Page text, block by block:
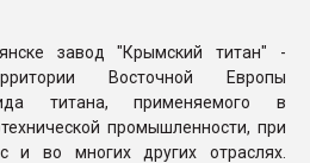
завод "Крымский титан" -
Восточной Европы
титана, применяемого в
промышленности, при
и во многих других отраслях.